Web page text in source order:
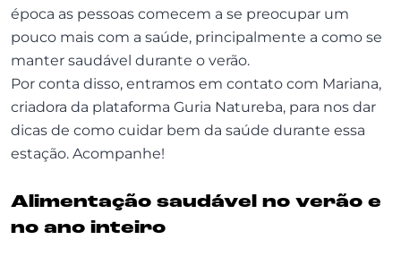
época as pessoas comecem a se preocupar um
pouco mais com a saúde, principalmente a como se
manter saudável durante o verão.
Por conta disso, entramos em contato com Mariana,
criadora da plataforma Guria Natureba, para nos dar
dicas de como cuidar bem da saúde durante essa
estação. Acompanhe!
Alimentação saudável no verão e
no ano inteiro